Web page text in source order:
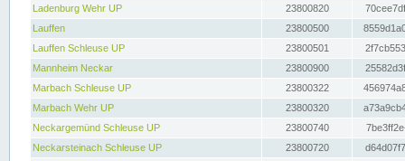
Ladenburg Wehr UP
23800820
Lauffen
23800500
Lauffen Schleuse UP
23800501
Mannheim Neckar
23800900
Marbach Schleuse UP
23800322
Marbach Wehr UP
23800320
Neckargemünd Schleuse UP
23800740
Neckarsteinach Schleuse UP
23800720